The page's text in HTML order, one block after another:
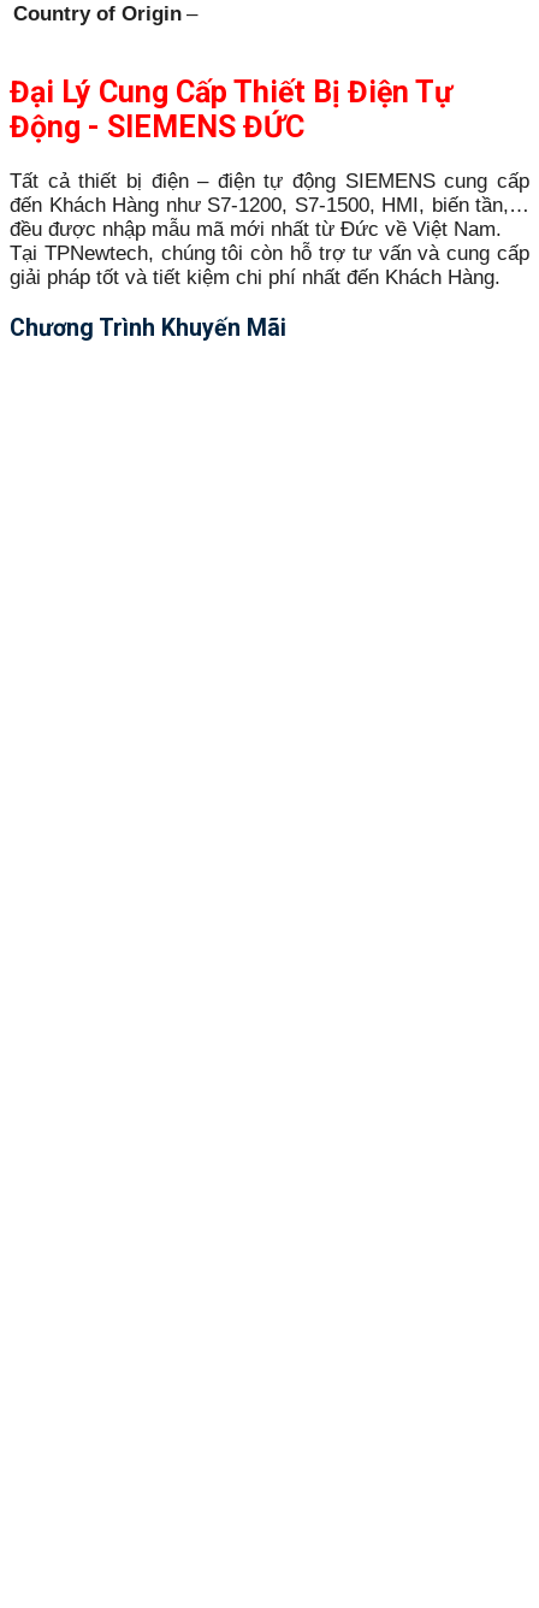
Country of Origin –
Đại Lý Cung Cấp Thiết Bị Điện Tự
Động - SIEMENS ĐỨC
Tất cả thiết bị điện – điện tự động SIEMENS cung cấp
đến Khách Hàng như S7-1200, S7-1500, HMI, biến tần,…
đều được nhập mẫu mã mới nhất từ Đức về Việt Nam.
Tại TPNewtech, chúng tôi còn hỗ trợ tư vấn và cung cấp
giải pháp tốt và tiết kiệm chi phí nhất đến Khách Hàng.
Chương Trình Khuyến Mãi